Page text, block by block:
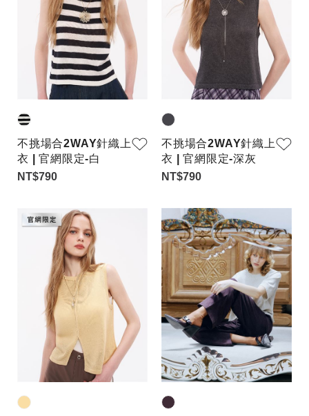
不挑場合2WAY針織上
衣 | 官網限定-白
NT$790
不挑場合2WAY針織上
衣 | 官網限定-深灰
NT$790